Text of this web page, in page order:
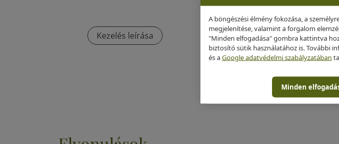
Kezelés leírása Kezelés leírása
A böngészési élmény fokozása, a
megjelenítése, valamint a forgalom
"Minden elfogadása" gombra kattintva
biztosító sütik használatához is. További
és aGoogle adatvédelmi szabályzatában
Minden